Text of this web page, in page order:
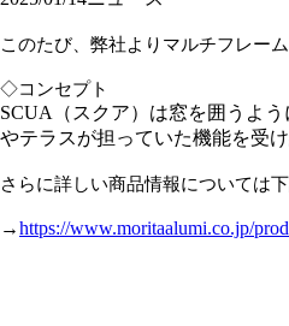
このたび、弊社よりマルチフレー
◇コンセプト
SCUA（スクア）は窓を囲うよ
やテラスが担っていた機能を受
さらに詳しい商品情報については
→https://www.moritaalumi.co.jp/